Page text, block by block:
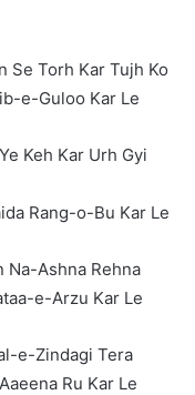
Se Torh Kar Tujh Ko
e-Guloo Kar Le
Keh Kar Urh Gyi
Rang-o-Bu Kar Le
Na-Ashna Rehna
e-Arzu Kar Le
e-Zindagi Tera
Ru Kar Le